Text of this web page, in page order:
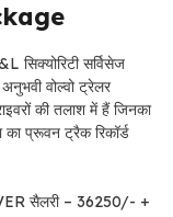
सर्विसेज
वोल्वो ट्रेलर
की तलाश में हैं जिनका
का प्रूवन ट्रैक रिकॉर्ड
सैलरी – 36250/- +